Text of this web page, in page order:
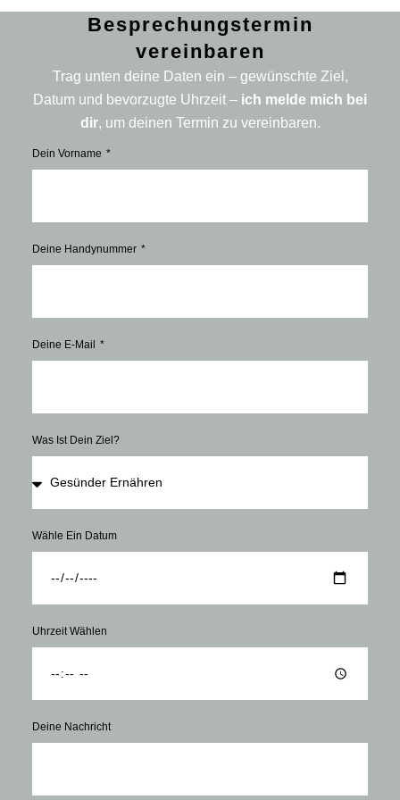
Besprechungstermin
vereinbaren
Trag unten deine Daten ein – gewünschte Ziel,
Datum und bevorzugte Uhrzeit – ich melde mich bei
dir, um deinen Termin zu vereinbaren.
Dein Vorname
Deine Handynummer
Deine E-Mail
Was Ist Dein Ziel?
Wähle Ein Datum
Uhrzeit Wählen
Deine Nachricht